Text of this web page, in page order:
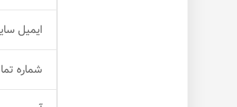
ایمیل
شماره